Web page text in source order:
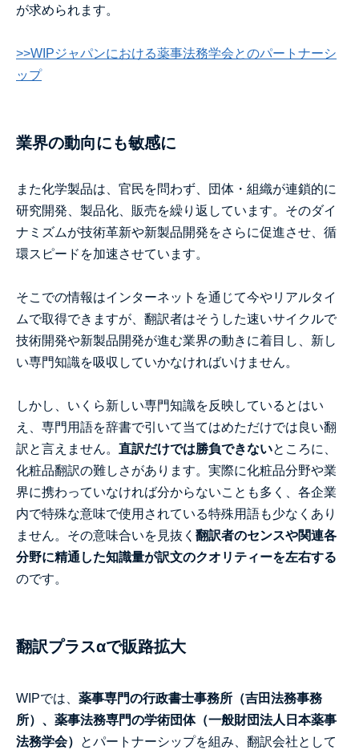
が求められます。
>>WIPジャパンにおける薬事法務学会とのパートナーシ
ップ
業界の動向にも敏感に
また化学製品は、官民を問わず、団体・組織が連鎖的に
研究開発、製品化、販売を繰り返しています。そのダイ
ナミズムが技術革新や新製品開発をさらに促進させ、循
環スピードを加速させています。
そこでの情報はインターネットを通じて今やリアルタイ
ムで取得できますが、翻訳者はそうした速いサイクルで
技術開発や新製品開発が進む業界の動きに着目し、新し
い専門知識を吸収していかなければいけません。
しかし、いくら新しい専門知識を反映しているとはい
え、専門用語を辞書で引いて当てはめただけでは良い翻
訳と言えません。 直訳だけでは勝負できないところに、
化粧品翻訳の難しさがあります。実際に化粧品分野や業
界に携わっていなければ分からないことも多く、各企業
内で特殊な意味で使用されている特殊用語も少なくあり
ません。その意味合いを見抜く 翻訳者のセンスや関連各
分野に精通した知識量が訳文のクオリティーを左右する
のです。
翻訳プラスαで販路拡大
WIPでは、 薬事専門の行政書士事務所（吉田法務事務
所）、薬事法務専門の学術団体（一般財団法人日本薬事
法務学会）
とパートナーシップを組み、翻訳会社として